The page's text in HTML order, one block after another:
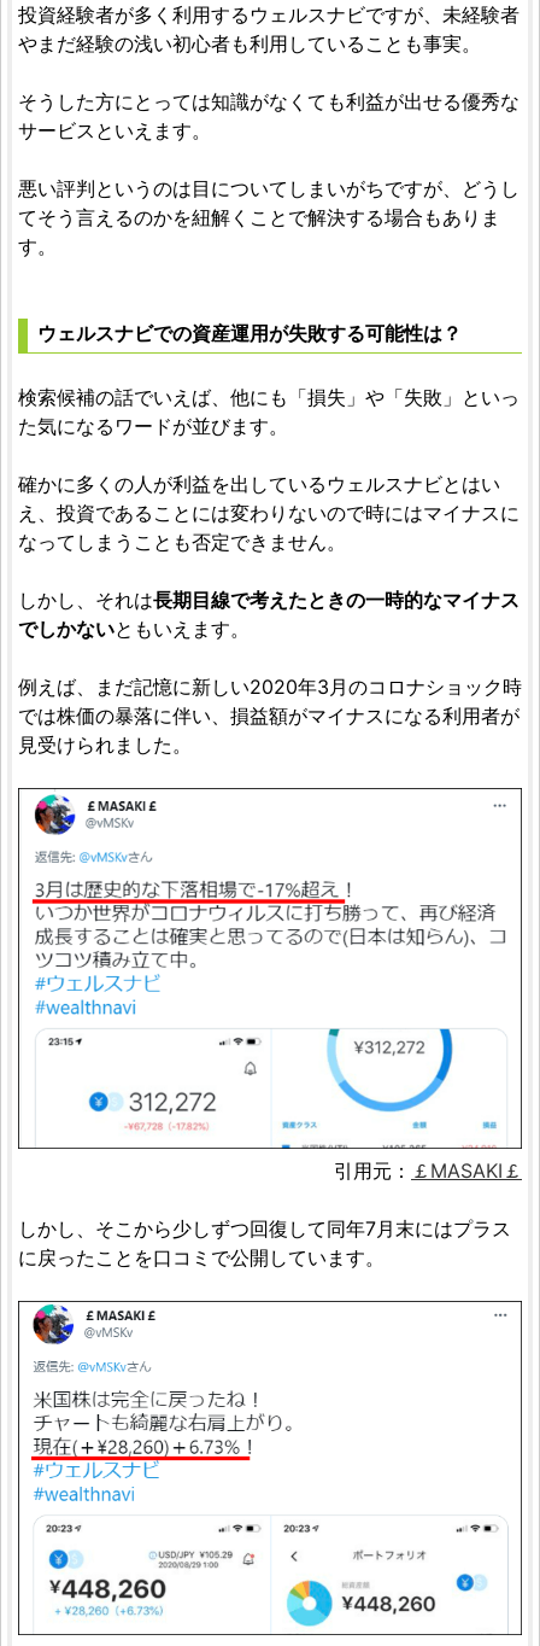
投資経験者が多く利用するウェルスナビですが、未経験者
やまだ経験の浅い初心者も利用していることも事実。
そうした方にとっては知識がなくても利益が出せる優秀な
サービスといえます。
悪い評判というのは目についてしまいがちですが、どうし
てそう言えるのかを紐解くことで解決する場合もありま
す。
ウェルスナビでの資産運用が失敗する可能性は？
検索候補の話でいえば、他にも「損失」や「失敗」といっ
た気になるワードが並びます。
確かに多くの人が利益を出しているウェルスナビとはい
え、投資であることには変わりないので時にはマイナスに
なってしまうことも否定できません。
しかし、それは長期目線で考えたときの一時的なマイナス
でしかないともいえます。
例えば、まだ記憶に新しい2020年3月のコロナショック時
では株価の暴落に伴い、損益額がマイナスになる利用者が
見受けられました。
引用元： ￡MASAKI￡
しかし、そこから少しずつ回復して同年7月末にはプラス
に戻ったことを口コミで公開しています。